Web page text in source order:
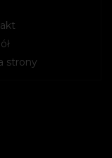
strony